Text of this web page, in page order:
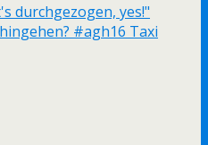
durchgezogen, yes!"
#agh16 Taxi